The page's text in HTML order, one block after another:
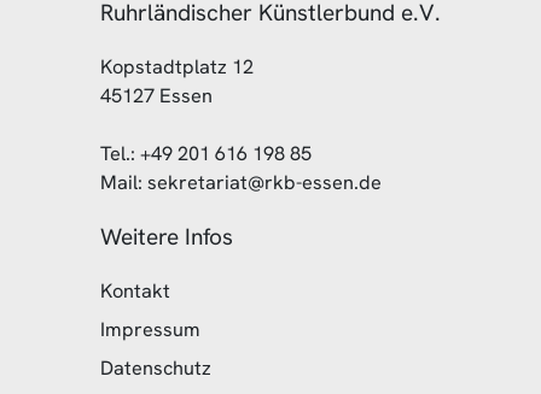
Ruhrländischer Künstlerbund e.V.
Kopstadtplatz 12
45127 Essen
Tel.: +49 201 616 198 85
Mail: sekretariat@rkb-essen.de
Weitere Infos
Kontakt
Impressum
Datenschutz